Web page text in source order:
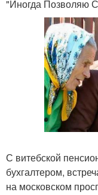
"Иногда Позволяю
С витебской
бухгалтером,
на московском